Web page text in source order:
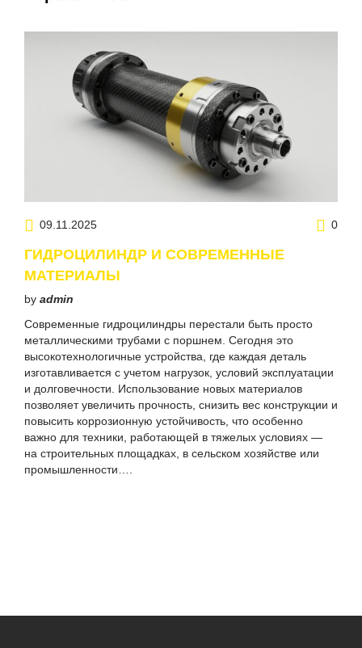
09.11.2025 0
ГИДРОЦИЛИНДР И СОВРЕМЕННЫЕ
МАТЕРИАЛЫ
by admin
Современные гидроцилиндры перестали быть просто
металлическими трубами с поршнем. Сегодня это
высокотехнологичные устройства, где каждая деталь
изготавливается с учетом нагрузок, условий эксплуатации
и долговечности. Использование новых материалов
позволяет увеличить прочность, снизить вес конструкции и
повысить коррозионную устойчивость, что особенно
важно для техники, работающей в тяжелых условиях —
на строительных площадках, в сельском хозяйстве или
промышленности….